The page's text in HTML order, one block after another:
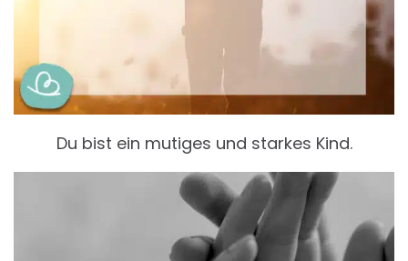
Du bist ein mutiges und starkes Kind.